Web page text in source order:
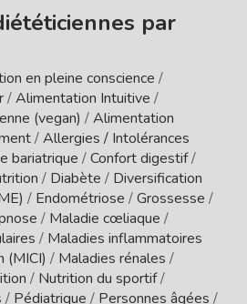
par
en pleine conscience /
/Alimentation Intuitive /
(vegan) /Alimentation
/Allergies / Intolérances
bariatrique /Confort digestif/
/ Diabète / Diversification
/ Endométriose /Grossesse /
/ Maladie cœliaque /
/ Maladies inflammatoires
(MICI) / Maladies rénales /
/ Nutrition du sportif/
/ Pédiatrique / Personnes âgées /